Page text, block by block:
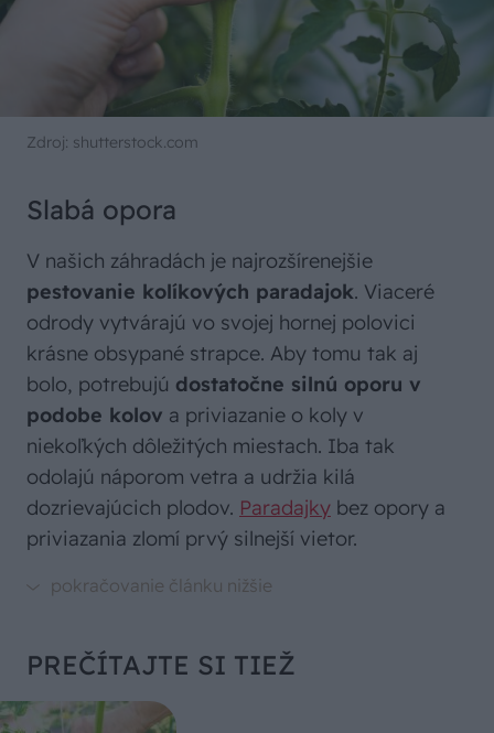
Zdroj: shutterstock.com
Slabá opora
V našich záhradách je najrozšírenejšie
pestovanie kolíkových paradajok. Viaceré
odrody vytvárajú vo svojej hornej polovici
krásne obsypané strapce. Aby tomu tak aj
bolo, potrebujú dostatočne silnú oporu v
podobe kolov a priviazanie o koly v
niekoľkých dôležitých miestach. Iba tak
odolajú náporom vetra a udržia kilá
dozrievajúcich plodov. Paradajky bez opory a
priviazania zlomí prvý silnejší vietor.
PREČÍTAJTE SI TIEŽ